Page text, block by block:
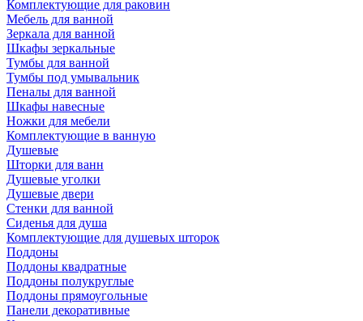
Комплектующие для раковин
Мебель для ванной
Зеркала для ванной
Шкафы зеркальные
Тумбы для ванной
Тумбы под умывальник
Пеналы для ванной
Шкафы навесные
Ножки для мебели
Комплектующие в ванную
Душевые
Шторки для ванн
Душевые уголки
Душевые двери
Стенки для ванной
Сиденья для душа
Комплектующие для душевых шторок
Поддоны
Поддоны квадратные
Поддоны полукруглые
Поддоны прямоугольные
Панели декоративные